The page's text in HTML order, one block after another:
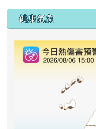
右邊區域內容
健康氣象